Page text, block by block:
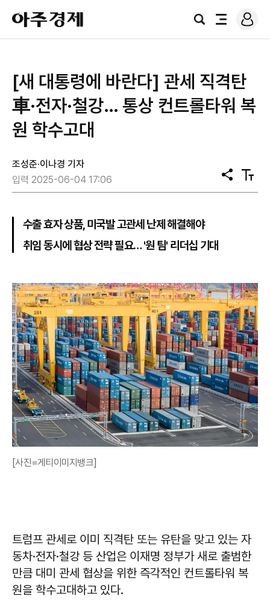
아
주
경
검
전
로
그
[새 대통령에 바란다] 관세 직격탄
車·전자·철강… 통상 컨트롤타워 복
원 학수고대
조성준·이나경 기자
입력 2025-06-04 17:06
공
유
텍
스
수출 효자 상품, 미국발 고관세 난제 해결해야
취임 동시에 협상 전략 필요… '원 팀' 리더십 기대
[사진=게티이미지뱅크]
트럼프 관세로 이미 직격탄 또는 유탄을 맞고 있는 자
동차·전자·철강 등 산업은 이재명 정부가 새로 출범한
만큼 대미 관세 협상을 위한 즉각적인 컨트롤타워 복
원을 학수고대하고 있다.